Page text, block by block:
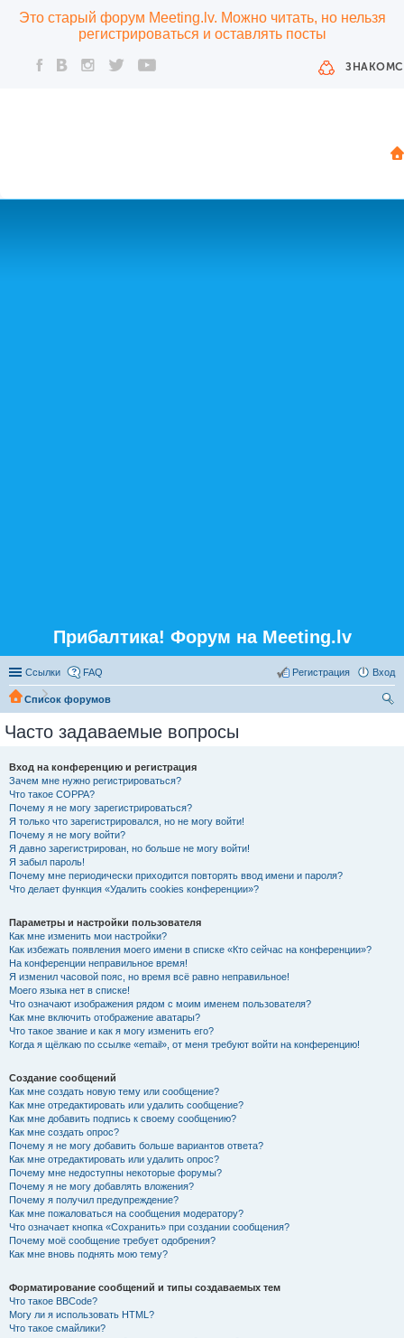
Это старый форум Meeting.lv. Можно читать, но нельзя
регистрироваться и оставлять посты
Прибалтика! Форум на Meeting.lv
Ссылки FAQ Вход
Регистрация
Список форумов
Часто задаваемые вопросы
Вход на конференцию и регистрация
Зачем мне нужно регистрироваться?
Что такое COPPA?
Почему я не могу зарегистрироваться?
Я только что зарегистрировался, но не могу войти!
Почему я не могу войти?
Я давно зарегистрирован, но больше не могу войти!
Я забыл пароль!
Почему мне периодически приходится повторять ввод имени и пароля?
Что делает функция «Удалить cookies конференции»?
Параметры и настройки пользователя
Как мне изменить мои настройки?
Как избежать появления моего имени в списке «Кто сейчас на конференции»?
На конференции неправильное время!
Я изменил часовой пояс, но время всё равно неправильное!
Моего языка нет в списке!
Что означают изображения рядом с моим именем пользователя?
Как мне включить отображение аватары?
Что такое звание и как я могу изменить его?
Когда я щёлкаю по ссылке «email», от меня требуют войти на конференцию!
Создание сообщений
Как мне создать новую тему или сообщение?
Как мне отредактировать или удалить сообщение?
Как мне добавить подпись к своему сообщению?
Как мне создать опрос?
Почему я не могу добавить больше вариантов ответа?
Как мне отредактировать или удалить опрос?
Почему мне недоступны некоторые форумы?
Почему я не могу добавлять вложения?
Почему я получил предупреждение?
Как мне пожаловаться на сообщения модератору?
Что означает кнопка «Сохранить» при создании сообщения?
Почему моё сообщение требует одобрения?
Как мне вновь поднять мою тему?
Форматирование сообщений и типы создаваемых тем
Что такое BBCode?
Могу ли я использовать HTML?
Что такое смайлики?